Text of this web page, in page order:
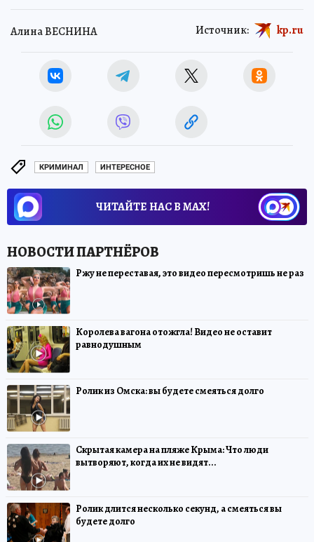
Алина ВЕСНИНА Источник: kp.ru
КРИМИНАЛ ИНТЕРЕСНОЕ
ЧИТАЙТЕ НАС В МАХ!
Ржу не переставая, это видео пересмотришь не раз
Королева вагона отожгла! Видео не оставит
равнодушным
Ролик из Омска: вы будете смеяться долго
Скрытая камера на пляже Крыма: Что люди
вытворяют, когда их не видят...
Ролик длится несколько секунд, а смеяться вы
будете долго